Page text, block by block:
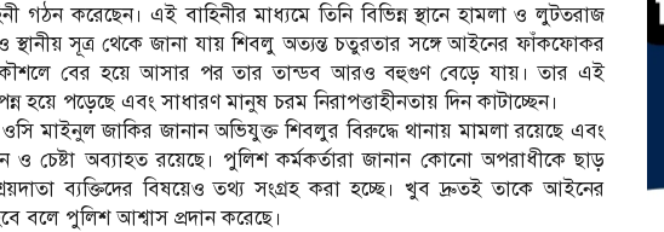
গঠন করেছেন। এই বাহিনীর মাধ্যমে তিনি বিভিন্ন স্থানে হামলা ও লুটতরাজ
স্থানীয় সূত্র থেকে জানা যায় শিবলু অত্যন্ত চতুরতার সঙ্গে আইনের ফাঁকফোকর
কৌশলে বের হয়ে আসার পর তার তান্ডব আরও বহুগুণ বেড়ে যায়। তার এই
হয়ে পড়েছে এবং সাধারণ মানুষ চরম নিরাপত্তাহীনতায় দিন কাটাচ্ছেন।
মাইনুল জাকির জানান অভিযুক্ত শিবলুর বিরুদ্ধে থানায় মামলা রয়েছে এবং
ও চেষ্টা অব্যাহত রয়েছে। পুলিশ কর্মকর্তারা জানান কোনো অপরাধীকে ছাড়
ব্যক্তিদের বিষয়েও তথ্য সংগ্রহ করা হচ্ছে। খুব দ্রুতই তাকে আইনের
পুলিশ আশ্বাস প্রদান করেছে।